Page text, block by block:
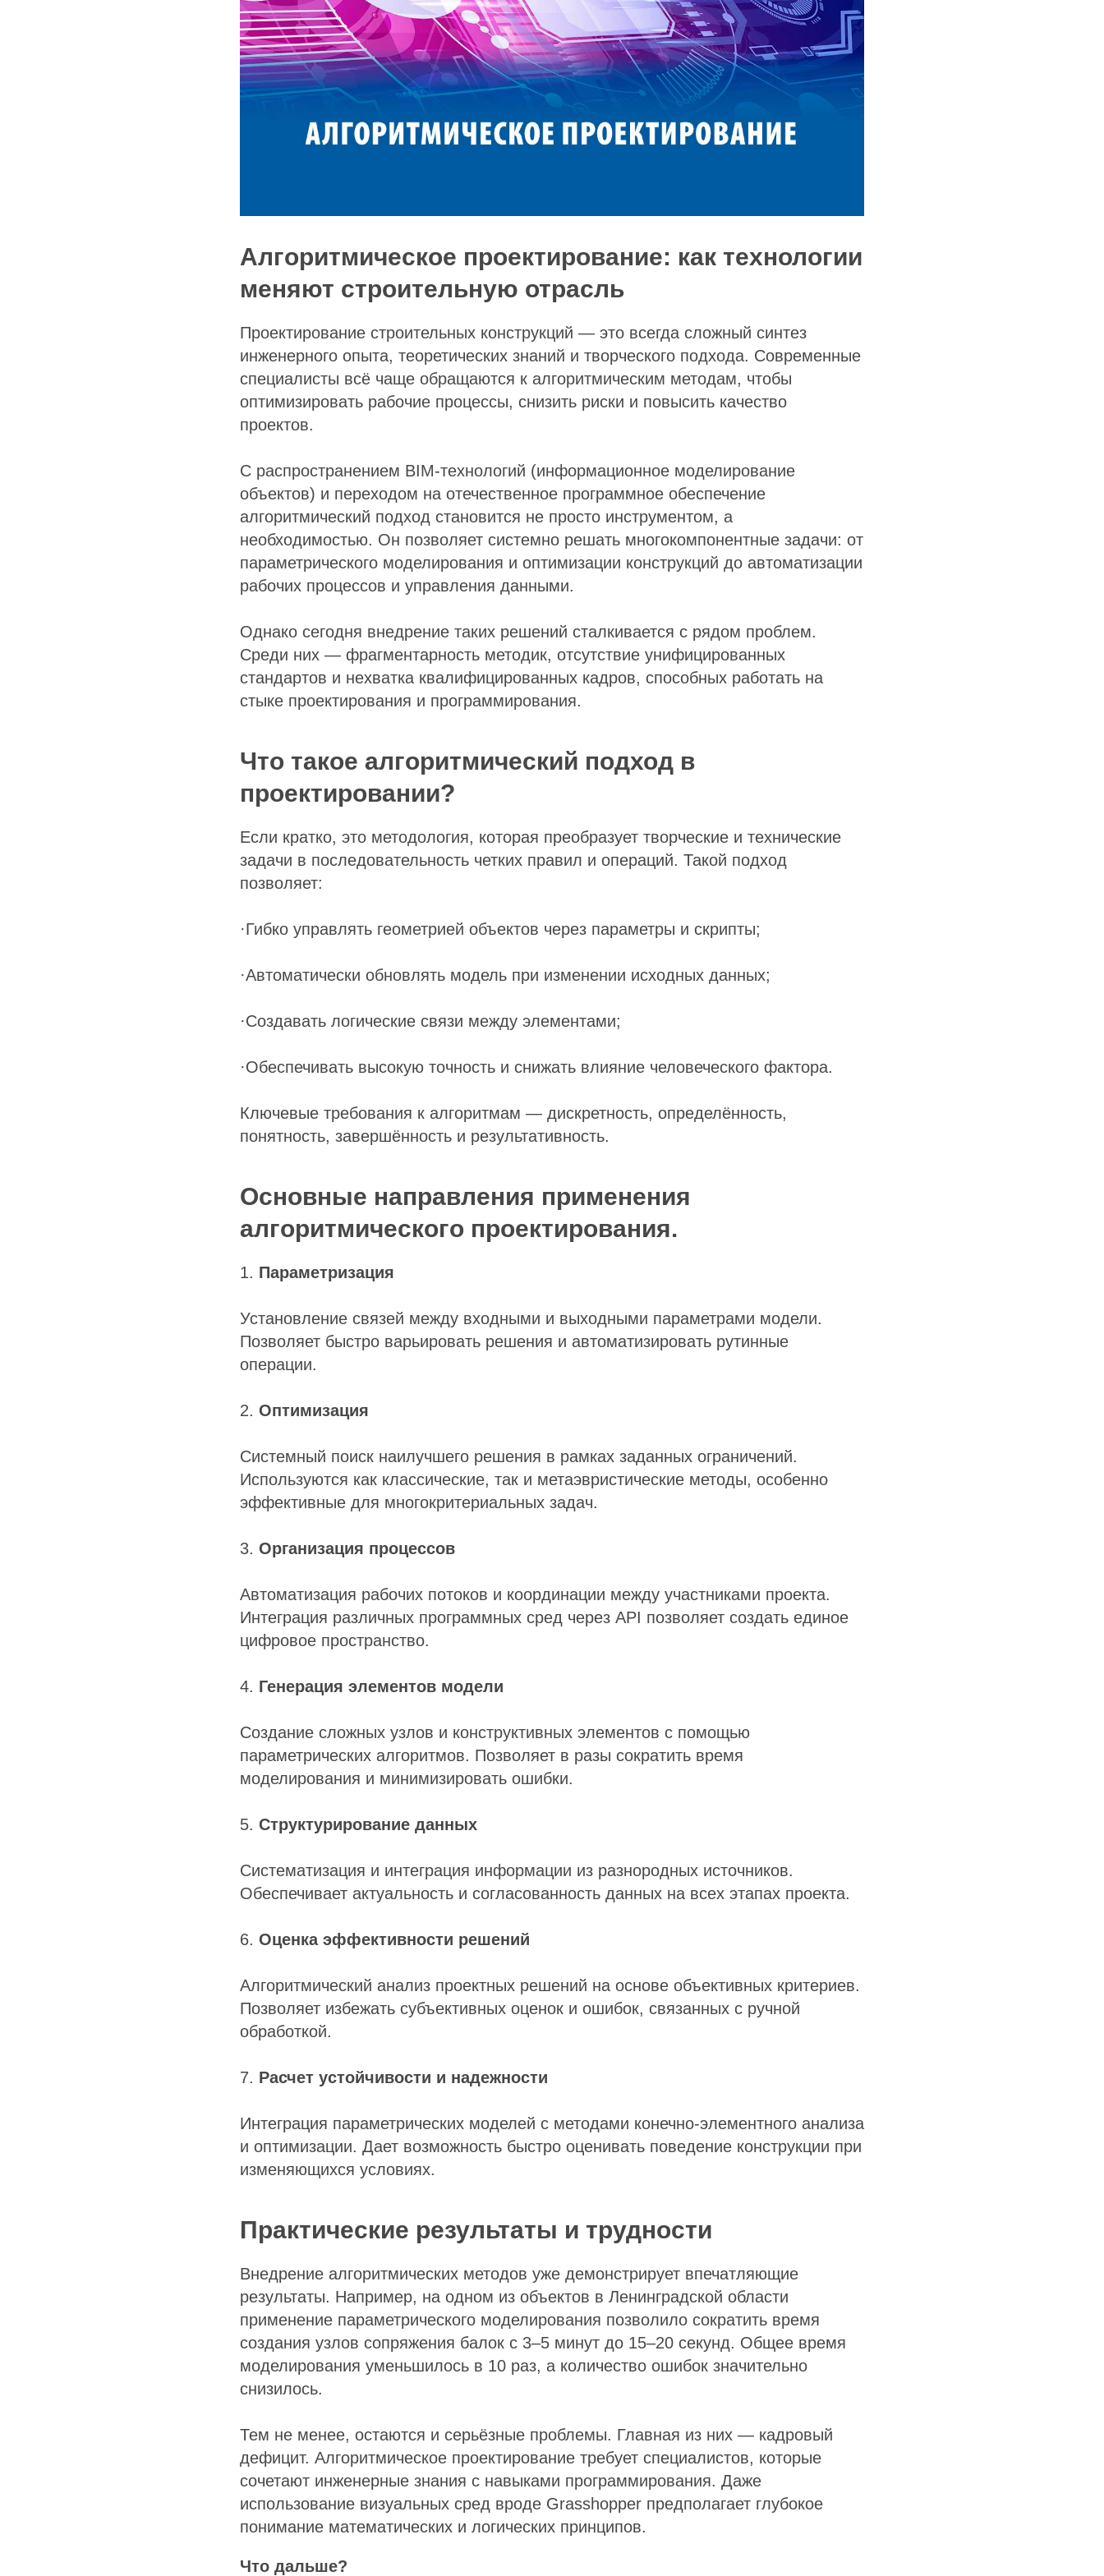
Алгоритмическое проектирование: как технологии
меняют строительную отрасль
Проектирование строительных конструкций — это всегда сложный синтез
инженерного опыта, теоретических знаний и творческого подхода. Современные
специалисты всё чаще обращаются к алгоритмическим методам, чтобы
оптимизировать рабочие процессы, снизить риски и повысить качество
проектов.
С распространением BIM-технологий (информационное моделирование
объектов) и переходом на отечественное программное обеспечение
алгоритмический подход становится не просто инструментом, а
необходимостью. Он позволяет системно решать многокомпонентные задачи: от
параметрического моделирования и оптимизации конструкций до автоматизации
рабочих процессов и управления данными.
Однако сегодня внедрение таких решений сталкивается с рядом проблем.
Среди них — фрагментарность методик, отсутствие унифицированных
стандартов и нехватка квалифицированных кадров, способных работать на
стыке проектирования и программирования.
Что такое алгоритмический подход в
проектировании?
Если кратко, это методология, которая преобразует творческие и технические
задачи в последовательность четких правил и операций. Такой подход
позволяет:
·Гибко управлять геометрией объектов через параметры и скрипты;
·Автоматически обновлять модель при изменении исходных данных;
·Создавать логические связи между элементами;
·Обеспечивать высокую точность и снижать влияние человеческого фактора.
Ключевые требования к алгоритмам — дискретность, определённость,
понятность, завершённость и результативность.
Основные направления применения
алгоритмического проектирования.
1. Параметризация
Установление связей между входными и выходными параметрами модели.
Позволяет быстро варьировать решения и автоматизировать рутинные
операции.
2. Оптимизация
Системный поиск наилучшего решения в рамках заданных ограничений.
Используются как классические, так и метаэвристические методы, особенно
эффективные для многокритериальных задач.
3. Организация процессов
Автоматизация рабочих потоков и координации между участниками проекта.
Интеграция различных программных сред через API позволяет создать единое
цифровое пространство.
4. Генерация элементов модели
Создание сложных узлов и конструктивных элементов с помощью
параметрических алгоритмов. Позволяет в разы сократить время
моделирования и минимизировать ошибки.
5. Структурирование данных
Систематизация и интеграция информации из разнородных источников.
Обеспечивает актуальность и согласованность данных на всех этапах проекта.
6. Оценка эффективности решений
Алгоритмический анализ проектных решений на основе объективных критериев.
Позволяет избежать субъективных оценок и ошибок, связанных с ручной
обработкой.
7. Расчет устойчивости и надежности
Интеграция параметрических моделей с методами конечно-элементного анализа
и оптимизации. Дает возможность быстро оценивать поведение конструкции при
изменяющихся условиях.
Практические результаты и трудности
Внедрение алгоритмических методов уже демонстрирует впечатляющие
результаты. Например, на одном из объектов в Ленинградской области
применение параметрического моделирования позволило сократить время
создания узлов сопряжения балок с 3–5 минут до 15–20 секунд. Общее время
моделирования уменьшилось в 10 раз, а количество ошибок значительно
снизилось.
Тем не менее, остаются и серьёзные проблемы. Главная из них — кадровый
дефицит. Алгоритмическое проектирование требует специалистов, которые
сочетают инженерные знания с навыками программирования. Даже
использование визуальных сред вроде Grasshopper предполагает глубокое
понимание математических и логических принципов.
Что дальше?